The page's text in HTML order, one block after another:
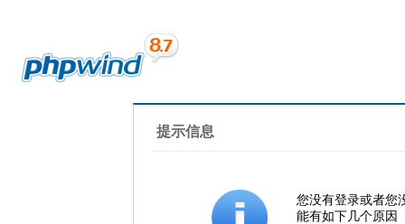
提示信息
您没有登录或者您
能有如下几个原因